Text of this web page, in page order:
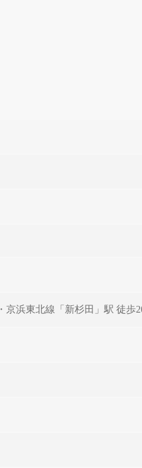
浜東北線「新杉田」駅 徒歩